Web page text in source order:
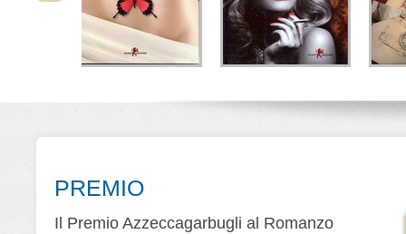
Ripa
PREMIO
Il Premio Azzeccagarbugli al Romanzo